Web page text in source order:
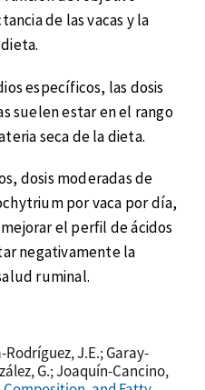
de las vacas y la
específicos, las dosis
suelen estar en el rango
seca de la dieta.
dosis moderadas de
por vaca por día,
el perfil de ácidos
negativamente la
ruminal.
Rodríguez, J.E.; Garay-
G.; Joaquín-Cancino,